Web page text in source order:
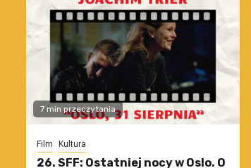
7 min przeczytania
Film Kultura
26. SFF: Ostatniej nocy w Oslo. O